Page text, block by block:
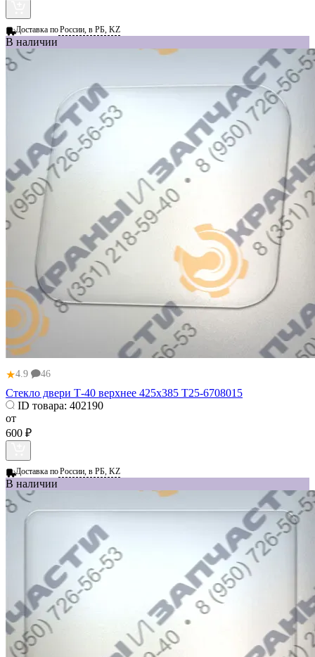
Доставка поРоссии, в РБ, KZ
В наличии
★4.9 46
Стекло двери Т-40 верхнее 425х385 Т25-6708015
ID товара: 402190
от
600 ₽
Доставка поРоссии, в РБ, KZ
В наличии